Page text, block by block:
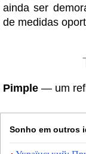
ainda ser
de medidas
Pimple — um
Sonho em outros